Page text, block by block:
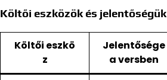
Költői eszközök és jelentőségük
Költői eszkö
z
Jelentősége
a versben